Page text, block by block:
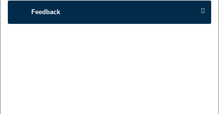
Feedback